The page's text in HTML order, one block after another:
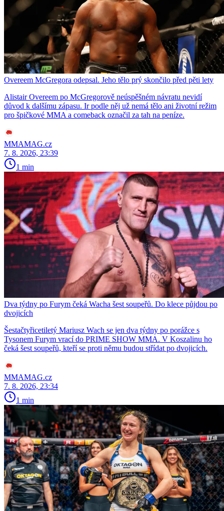
Overeem McGregora odepsal. Jeho tělo prý skončilo před pěti lety
Alistair Overeem po McGregorově neúspěšném návratu nevidí
důvod k dalšímu zápasu. Ir podle něj už nemá tělo ani životní režim
pro špičkové MMA a comeback označil za tah na peníze.
MMAMAG.cz
7. 8. 2026, 23:39
1 min
Dva týdny po Furym čeká Wacha šest soupeřů. Do klece půjdou po
dvojicích
Šestačtyřicetiletý Mariusz Wach se jen dva týdny po porážce s
Tysonem Furym vrací do PRIME SHOW MMA. V Koszalinu ho
čeká šest soupeřů, kteří se proti němu budou střídat po dvojicích.
MMAMAG.cz
7. 8. 2026, 23:34
1 min